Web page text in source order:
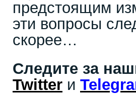
предстоящим
эти вопросы
скорее…
Следите за
Twitter и